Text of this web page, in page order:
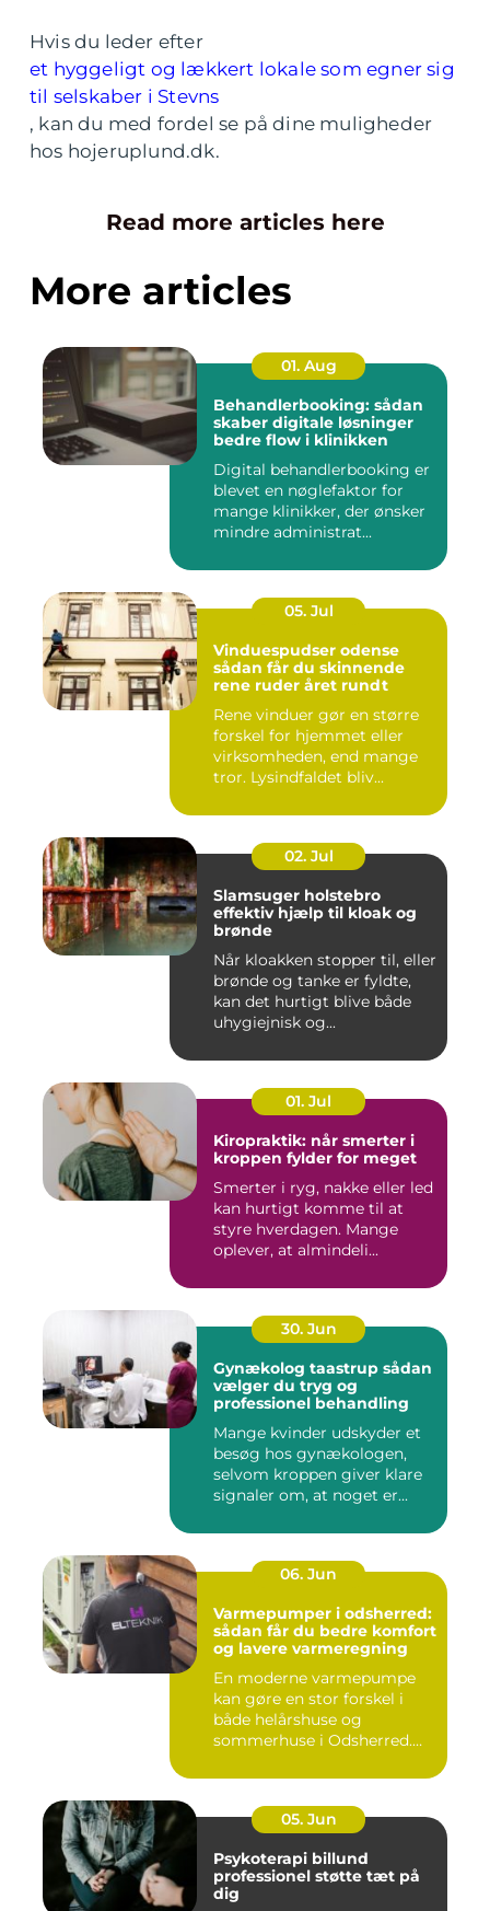
Hvis du leder efter
et hyggeligt og lækkert lokale som egner sig
til selskaber i Stevns
, kan du med fordel se på dine muligheder
hos hojeruplund.dk.
Read more articles here
More articles
01. Aug
Behandlerbooking: sådan
skaber digitale løsninger
bedre flow i klinikken
Digital behandlerbooking er
blevet en nøglefaktor for
mange klinikker, der ønsker
mindre administrat...
05. Jul
Vinduespudser odense
sådan får du skinnende
rene ruder året rundt
Rene vinduer gør en større
forskel for hjemmet eller
virksomheden, end mange
tror. Lysindfaldet bliv...
02. Jul
Slamsuger holstebro
effektiv hjælp til kloak og
brønde
Når kloakken stopper til, eller
brønde og tanke er fyldte,
kan det hurtigt blive både
uhygiejnisk og...
01. Jul
Kiropraktik: når smerter i
kroppen fylder for meget
Smerter i ryg, nakke eller led
kan hurtigt komme til at
styre hverdagen. Mange
oplever, at almindeli...
30. Jun
Gynækolog taastrup sådan
vælger du tryg og
professionel behandling
Mange kvinder udskyder et
besøg hos gynækologen,
selvom kroppen giver klare
signaler om, at noget er...
06. Jun
Varmepumper i odsherred:
sådan får du bedre komfort
og lavere varmeregning
En moderne varmepumpe
kan gøre en stor forskel i
både helårshuse og
sommerhuse i Odsherred.
05. Jun
Psykoterapi billund
professionel støtte tæt på
dig